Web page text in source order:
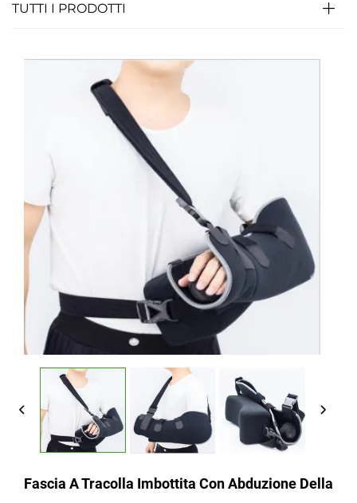
TUTTI I PRODOTTI
Fascia A Tracolla Imbottita Con Abduzione Della